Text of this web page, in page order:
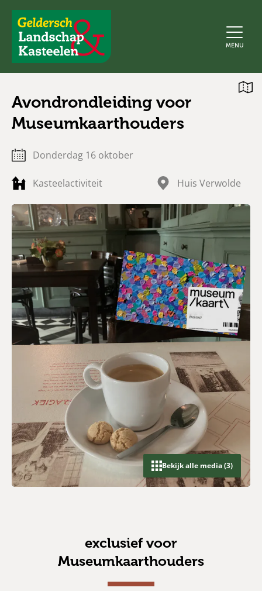
Geldersch
Landschap
en
MENU
Avondrondleiding voor
Museumkaarthouders
donderdag 16 oktober
Kasteelactiviteit Huis Verwolde
Open
Bekijk alle media (3)
exclusief voor
Museumkaarthouders